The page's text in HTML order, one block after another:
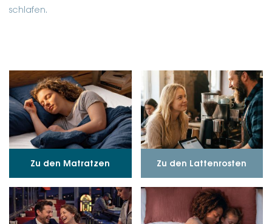
schlafen.
Zu den Matratzen Zu den Lattenrosten